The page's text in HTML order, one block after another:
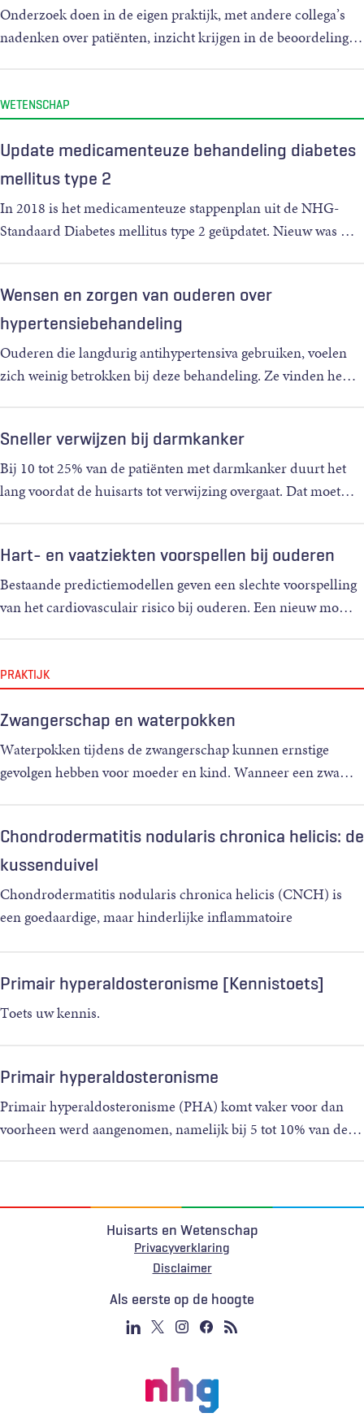
Onderzoek doen in de eigen praktijk, met andere collega’s
nadenken over patiënten, inzicht krijgen in de beoordeling…
WETENSCHAP
Update medicamenteuze behandeling diabetes
mellitus type 2
In 2018 is het medicamenteuze stappenplan uit de NHG-
Standaard Diabetes mellitus type 2 geüpdatet. Nieuw was …
Wensen en zorgen van ouderen over
hypertensiebehandeling
Ouderen die langdurig antihypertensiva gebruiken, voelen
zich weinig betrokken bij deze behandeling. Ze vinden he…
Sneller verwijzen bij darmkanker
Bij 10 tot 25% van de patiënten met darmkanker duurt het
lang voordat de huisarts tot verwijzing overgaat. Dat moet…
Hart- en vaatziekten voorspellen bij ouderen
Bestaande predictiemodellen geven een slechte voorspelling
van het cardiovasculair risico bij ouderen. Een nieuw mo…
PRAKTIJK
Zwangerschap en waterpokken
Waterpokken tijdens de zwangerschap kunnen ernstige
gevolgen hebben voor moeder en kind. Wanneer een zwa…
Chondrodermatitis nodularis chronica helicis: de
kussenduivel
Chondrodermatitis nodularis chronica helicis (CNCH) is
een goedaardige, maar hinderlijke inflammatoire
Primair hyperaldosteronisme [Kennistoets]
Toets uw kennis.
Primair hyperaldosteronisme
Primair hyperaldosteronisme (PHA) komt vaker voor dan
voorheen werd aangenomen, namelijk bij 5 tot 10% van de…
Huisarts en Wetenschap
Privacyverklaring
Voet
Disclaimer
Als eerste op de hoogte